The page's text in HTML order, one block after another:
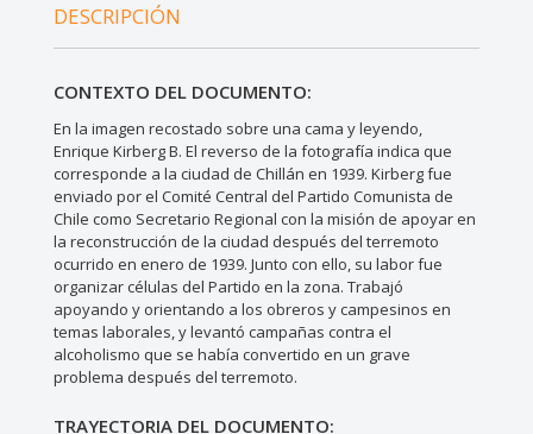
DESCRIPCIÓN
CONTEXTO DEL DOCUMENTO:
En la imagen recostado sobre una cama y leyendo,
Enrique Kirberg B. El reverso de la fotografía indica que
corresponde a la ciudad de Chillán en 1939. Kirberg fue
enviado por el Comité Central del Partido Comunista de
Chile como Secretario Regional con la misión de apoyar en
la reconstrucción de la ciudad después del terremoto
ocurrido en enero de 1939. Junto con ello, su labor fue
organizar células del Partido en la zona. Trabajó
apoyando y orientando a los obreros y campesinos en
temas laborales, y levantó campañas contra el
alcoholismo que se había convertido en un grave
problema después del terremoto.
TRAYECTORIA DEL DOCUMENTO: